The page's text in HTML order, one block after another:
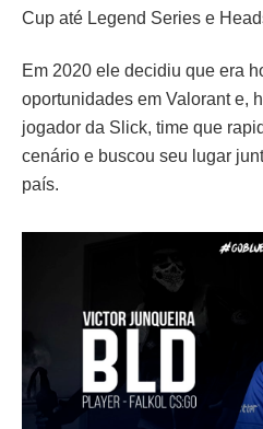
Cup até Legend Series e
Em 2020 ele decidiu que era
oportunidades em Valorant e,
jogador da Slick, time que
cenário e buscou seu lugar
país.